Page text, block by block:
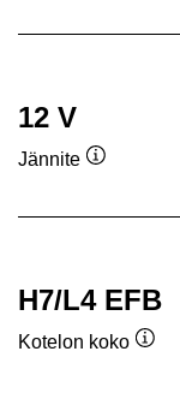
12 V
Jännite
H7/L4 EFB
Kotelon koko